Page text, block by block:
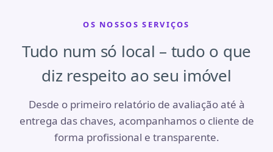
OS NOSSOS SERVIÇOS
Tudo num só local – tudo o que
diz respeito ao seu imóvel
Desde o primeiro relatório de avaliação até à
entrega das chaves, acompanhamos o cliente de
forma profissional e transparente.